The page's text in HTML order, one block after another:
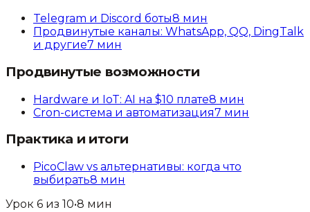
Telegram и Discord боты8 мин
Продвинутые каналы: WhatsApp, QQ, DingTalk
и другие7 мин
Продвинутые возможности
Hardware и IoT: AI на $10 плате8 мин
Cron-система и автоматизация7 мин
Практика и итоги
PicoClaw vs альтернативы: когда что
выбирать8 мин
Урок 6 из 10•8 мин